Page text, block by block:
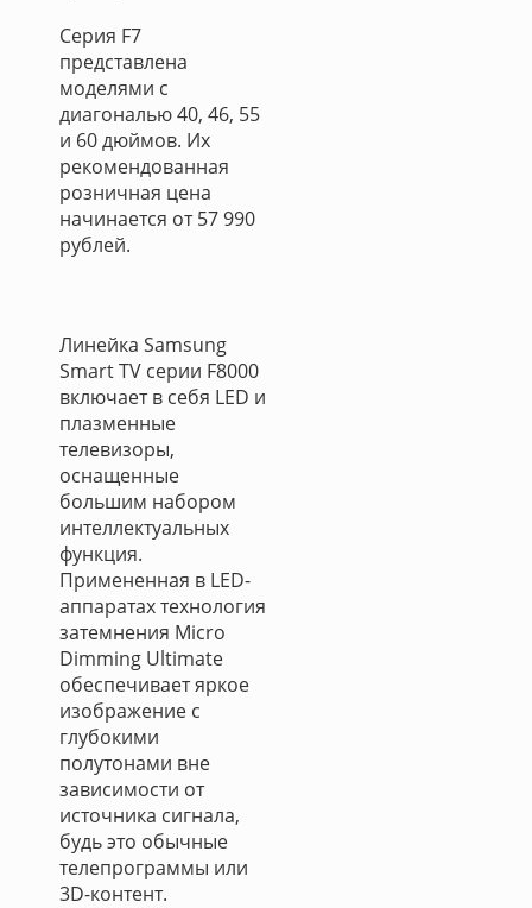
Серия F7
представлена
моделями с
диагональю 40, 46, 55
и 60 дюймов. Их
рекомендованная
розничная цена
начинается от 57 990
рублей.
Линейка Samsung
Smart TV серии F8000
включает в себя LED и
плазменные
телевизоры,
оснащенные
большим набором
интеллектуальных
функция.
Примененная в LED-
аппаратах технология
затемнения Micro
Dimming Ultimate
обеспечивает яркое
изображение с
глубокими
полутонами вне
зависимости от
источника сигнала,
будь это обычные
телепрограммы или
3D-контент.